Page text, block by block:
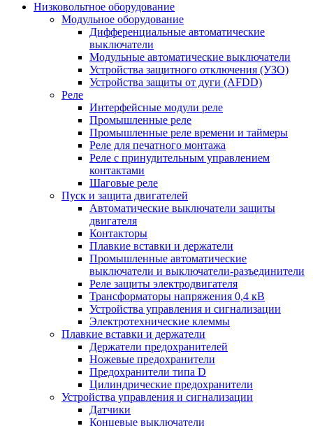
Низковольтное оборудование
Модульное оборудование
Дифференциальные автоматические
выключатели
Модульные автоматические выключатели
Устройства защитного отключения (УЗО)
Устройства защиты от дуги (AFDD)
Реле
Интерфейсные модули реле
Промышленные реле
Промышленные реле времени и таймеры
Реле для печатного монтажа
Реле с принудительным управлением
контактами
Шаговые реле
Пуск и защита двигателей
Автоматические выключатели защиты
двигателя
Контакторы
Плавкие вставки и держатели
Промышленные автоматические
выключатели и выключатели-разъединители
Реле защиты электродвигателя
Трансформаторы напряжения 0,4 кВ
Устройства управления и сигнализации
Электротехнические клеммы
Плавкие вставки и держатели
Держатели предохранителей
Ножевые предохранители
Предохранители типа D
Цилиндрические предохранители
Устройства управления и сигнализации
Датчики
Концевые выключатели